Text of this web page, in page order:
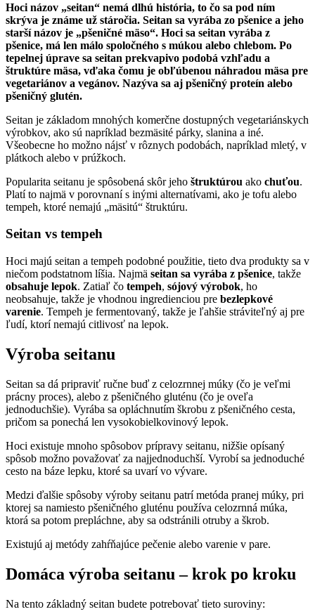
Hoci názov „seitan“ nemá dlhú história, to čo sa pod ním
skrýva je známe už stáročia. Seitan sa vyrába zo pšenice a jeho
starší názov je „pšeničné mäso“. Hoci sa seitan vyrába z
pšenice, má len málo spoločného s múkou alebo chlebom. Po
tepelnej úprave sa seitan prekvapivo podobá vzhľadu a
štruktúre mäsa, vďaka čomu je obľúbenou náhradou mäsa pre
vegetariánov a vegánov. Nazýva sa aj pšeničný proteín alebo
pšeničný glutén.
Seitan je základom mnohých komerčne dostupných vegetariánskych
výrobkov, ako sú napríklad bezmäsité párky, slanina a iné.
Všeobecne ho možno nájsť v rôznych podobách, napríklad mletý, v
plátkoch alebo v prúžkoch.
Popularita seitanu je spôsobená skôr jeho štruktúrou ako chuťou.
Platí to najmä v porovnaní s inými alternatívami, ako je tofu alebo
tempeh, ktoré nemajú „mäsitú“ štruktúru.
Seitan vs tempeh
Hoci majú seitan a tempeh podobné použitie, tieto dva produkty sa v
niečom podstatnom líšia. Najmä seitan sa vyrába z pšenice, takže
obsahuje lepok. Zatiaľ čo tempeh, sójový výrobok, ho
neobsahuje, takže je vhodnou ingredienciou pre bezlepkové
varenie. Tempeh je fermentovaný, takže je ľahšie stráviteľný aj pre
ľudí, ktorí nemajú citlivosť na lepok.
Výroba seitanu
Seitan sa dá pripraviť ručne buď z celozrnnej múky (čo je veľmi
prácny proces), alebo z pšeničného gluténu (čo je oveľa
jednoduchšie). Vyrába sa opláchnutím škrobu z pšeničného cesta,
pričom sa ponechá len vysokobielkovinový lepok.
Hoci existuje mnoho spôsobov prípravy seitanu, nižšie opísaný
spôsob možno považovať za najjednoduchší. Vyrobí sa jednoduché
cesto na báze lepku, ktoré sa uvarí vo vývare.
Medzi ďalšie spôsoby výroby seitanu patrí metóda pranej múky, pri
ktorej sa namiesto pšeničného gluténu používa celozrnná múka,
ktorá sa potom prepláchne, aby sa odstránili otruby a škrob.
Existujú aj metódy zahŕňajúce pečenie alebo varenie v pare.
Domáca výroba seitanu – krok po kroku
Na tento základný seitan budete potrebovať tieto suroviny: